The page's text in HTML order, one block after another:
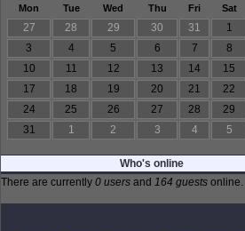
Mon Tue Wed Thu Fri Sat
27 28 29 30 31 1
3
4 5 6 7 8
10
11 12 13 14 15
17
18 19 20 21 22
24
25 26 27 28 29
31
1 2 3 4 5
Who's online
There are currently 0 users and 164 guests online.